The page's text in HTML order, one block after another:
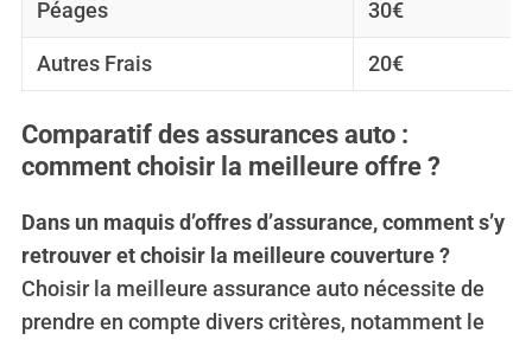
Péages 30€
Autres Frais 20€
Comparatif des assurances auto :
comment choisir la meilleure offre ?
Dans un maquis d’offres d’assurance, comment s’y
retrouver et choisir la meilleure couverture ?
Choisir la meilleure assurance auto nécessite de
prendre en compte divers critères, notamment le